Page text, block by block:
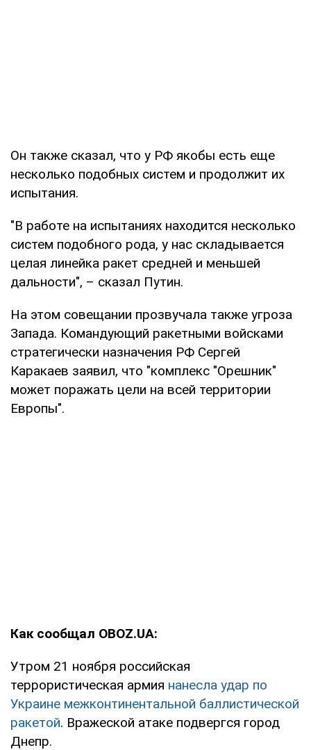
Он также сказал, что у РФ якобы есть еще
несколько подобных систем и продолжит их
испытания.
"В работе на испытаниях находится несколько
систем подобного рода, у нас складывается
целая линейка ракет средней и меньшей
дальности", – сказал Путин.
На этом совещании прозвучала также угроза
Запада. Командующий ракетными войсками
стратегически назначения РФ Сергей
Каракаев заявил, что "комплекс "Орешник"
может поражать цели на всей территории
Европы".
Как сообщал OBOZ.UA:
Утром 21 ноября российская
террористическая армия нанесла удар по
Украине межконтинентальной баллистической
ракетой. Вражеской атаке подвергся город
Днепр.